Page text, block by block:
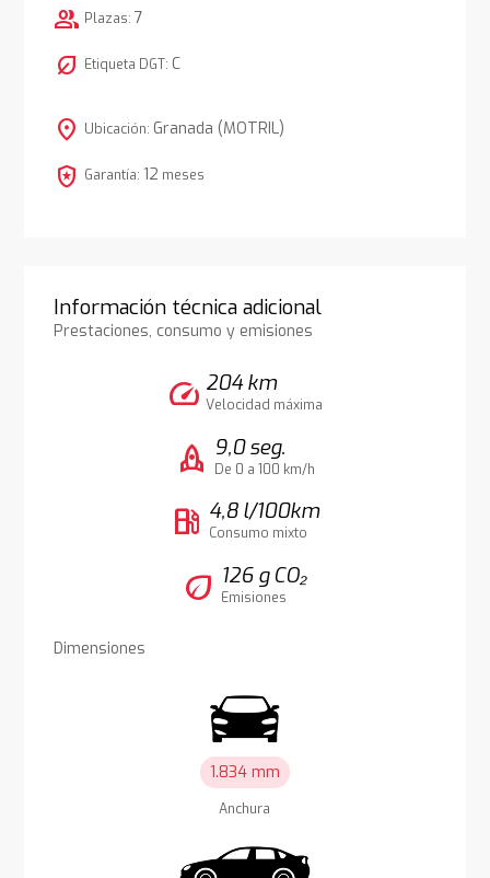
group Plazas: 7
nest_eco_leaf Etiqueta DGT: C
location_on Ubicación: Granada (MOTRIL)
local_police Garantía: 12 meses
Información técnica adicional
Prestaciones, consumo y emisiones
speed 204 km
Velocidad máxima
rocket 9,0 seg.
De 0 a 100 km/h
local_gas_station 4,8 l/100km
Consumo mixto
eco 126 g CO₂
Emisiones
Dimensiones
1.834 mm
Anchura